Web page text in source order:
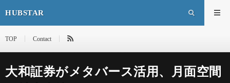
HUBSTAR
TOP Contact
大和証券がメタバース活用、月面空間